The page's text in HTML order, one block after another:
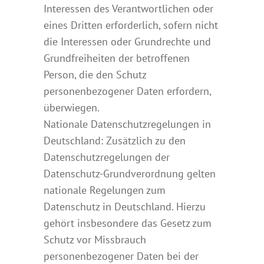
Interessen des Verantwortlichen oder
eines Dritten erforderlich, sofern nicht
die Interessen oder Grundrechte und
Grundfreiheiten der betroffenen
Person, die den Schutz
personenbezogener Daten erfordern,
überwiegen.
Nationale Datenschutzregelungen in
Deutschland: Zusätzlich zu den
Datenschutzregelungen der
Datenschutz-Grundverordnung gelten
nationale Regelungen zum
Datenschutz in Deutschland. Hierzu
gehört insbesondere das Gesetz zum
Schutz vor Missbrauch
personenbezogener Daten bei der